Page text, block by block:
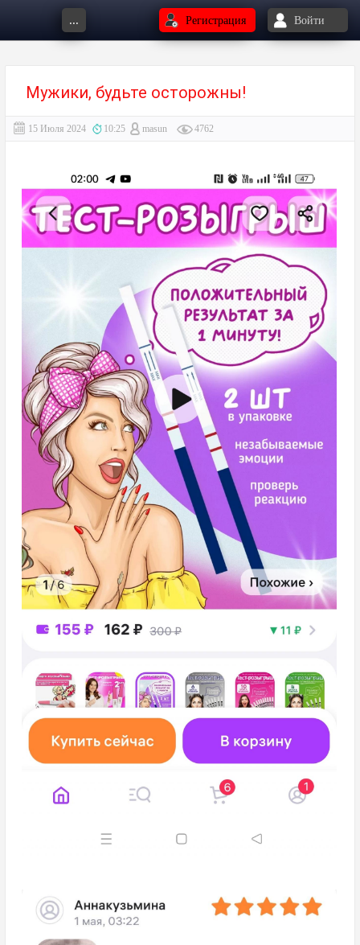
... Регистрация Войти
Мужики, будьте осторожны!⁠⁠
15 Июля 2024 10:25 masun 4762